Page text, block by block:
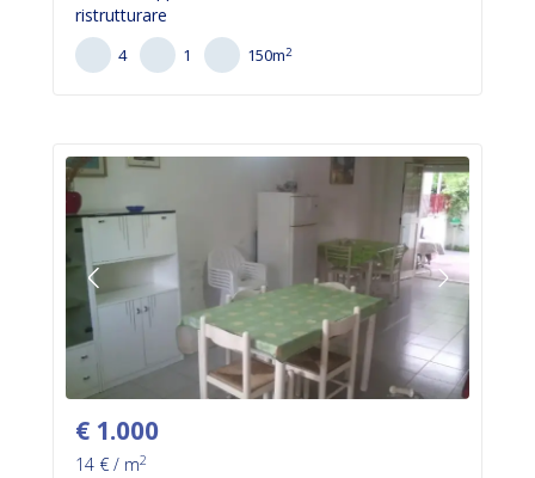
ristrutturare
4 1 150m2
€ 1.000
14 € / m2